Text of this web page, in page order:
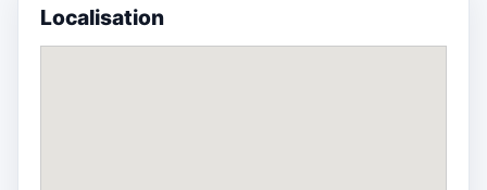
Localisation